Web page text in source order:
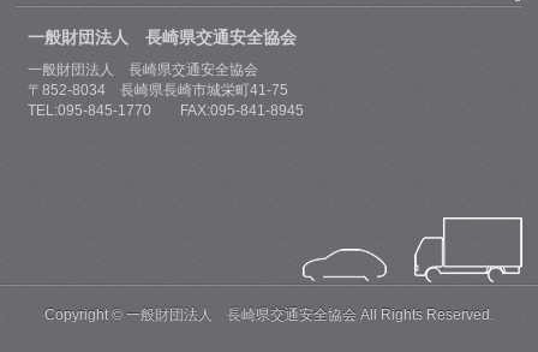
一般財団法人 長崎県交通安全協会
一般財団法人 長崎県交通安全協会
〒852-8034 長崎県長崎市城栄町41-75
TEL:095-845-1770 FAX:095-841-8945
Copyright © 一般財団法人 長崎県交通安全協会All Rights Reserved.